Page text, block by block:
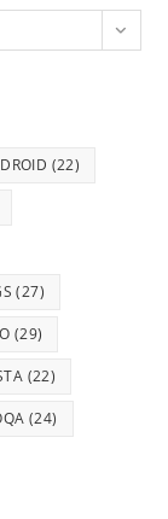
(22)
(27)
(29)
(22)
(24)